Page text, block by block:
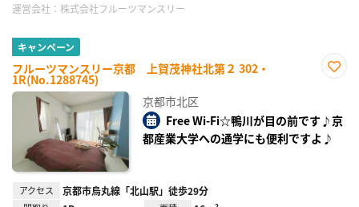
運営会社： 株式会社フルーツマンスリー
キャンペーン
フルーツマンスリー京都 上賀茂神社北第２ 302・
1R(No.1288745)
録
京都市北区
Free Wi-Fi☆鴨川が目の前です♪京
都産業大学への通学にも便利ですよ♪
アクセス 京都市烏丸線「北山駅」徒歩29分